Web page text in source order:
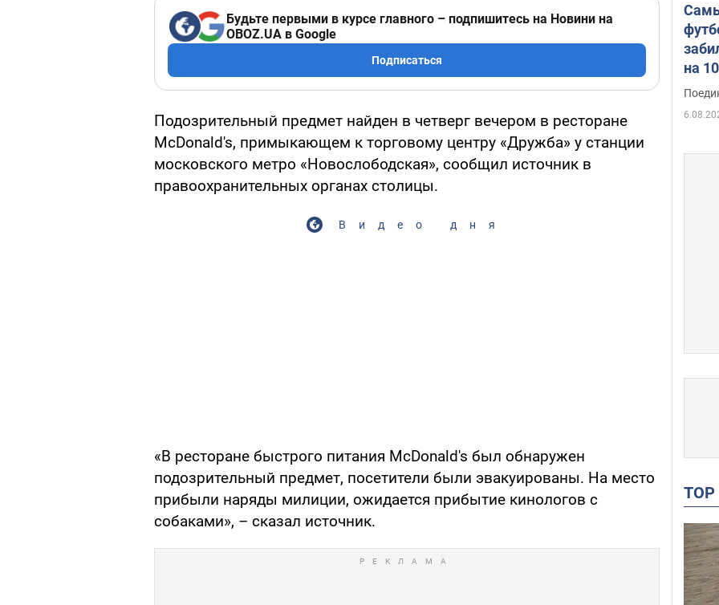
Будьте первыми в курсе главного – подпишитесь на Новини на
OBOZ.UA в Google
Подписаться
Подозрительный предмет найден в четверг вечером в ресторане
McDonald's, примыкающем к торговому центру «Дружба» у станции
московского метро «Новослободская», сообщил источник в
правоохранительных органах столицы.
Видео дня
«В ресторане быстрого питания McDonald's был обнаружен
подозрительный предмет, посетители были эвакуированы. На место
прибыли наряды милиции, ожидается прибытие кинологов с
собаками», – сказал источник.
на